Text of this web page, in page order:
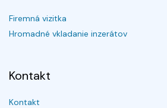
Firemná vizitka
Hromadné vkladanie inzerátov
Kontakt
Kontakt